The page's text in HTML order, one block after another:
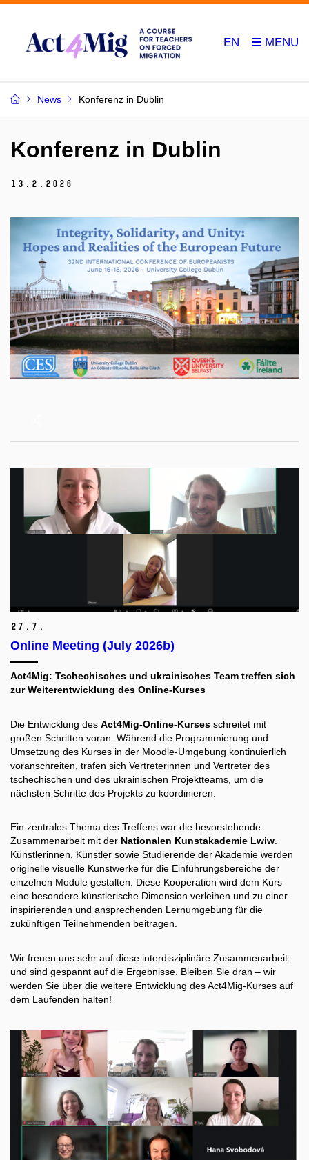
EN
News Konferenz in Dublin
Konferenz in Dublin
13. 2. 2026
27. 7.
Online Meeting (July 2026b)
Act4Mig: Tschechisches und ukrainisches Team treffen sich
zur Weiterentwicklung des Online-Kurses
Die Entwicklung des Act4Mig-Online-Kurses schreitet mit
großen Schritten voran. Während die Programmierung und
Umsetzung des Kurses in der Moodle-Umgebung kontinuierlich
voranschreiten, trafen sich Vertreterinnen und Vertreter des
tschechischen und des ukrainischen Projektteams, um die
nächsten Schritte des Projekts zu koordinieren.
Ein zentrales Thema des Treffens war die bevorstehende
Zusammenarbeit mit der Nationalen Kunstakademie Lwiw
Künstlerinnen, Künstler sowie Studierende der Akademie werden
originelle visuelle Kunstwerke für die Einführungsbereiche der
einzelnen Module gestalten. Diese Kooperation wird dem Kurs
eine besondere künstlerische Dimension verleihen und zu einer
inspirierenden und ansprechenden Lernumgebung für die
zukünftigen Teilnehmenden beitragen.
Wir freuen uns sehr auf diese interdisziplinäre Zusammenarbeit
und sind gespannt auf die Ergebnisse. Bleiben Sie dran – wir
werden Sie über die weitere Entwicklung des Act4Mig-Kurses auf
dem Laufenden halten!